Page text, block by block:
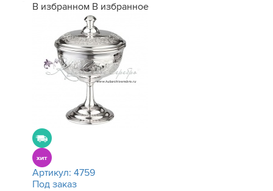
В избранном В избранное
Артикул: 4759
Под заказ